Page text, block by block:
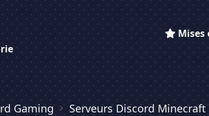
Mises
Gaming Serveurs Discord Minecraft